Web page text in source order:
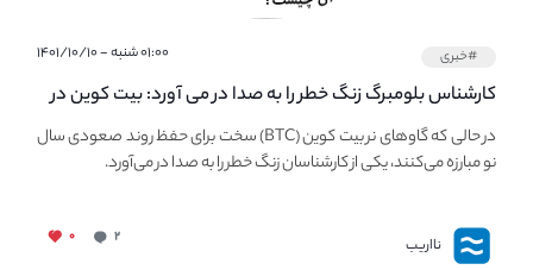
#خبری ۰۱:۰۰ شنبه - ۱۴۰۱/۱۰/۱۰
کارشناس بلومبرگ زنگ خطر را به صدا در می آورد: بیت کوین در
معرض خطر سقوط بزرگ است - دلیل آن چیست؟در حالی که گاوهای نر بیت کوین (BTC) سخت برای حفظ روند صعودی سال
نو مبارزه می‌کنند، یکی از کارشناسان زنگ خطر را به صدا در می‌آورد.
نااریب ۲ ۰